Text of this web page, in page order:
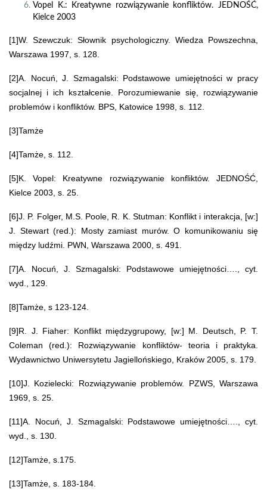
Vopel K.: Kreatywne rozwiązywanie konfliktów. JEDNOŚĆ,
Kielce 2003
[1]W. Szewczuk: Słownik psychologiczny. Wiedza Powszechna,
Warszawa 1997, s. 128.
[2]A. Nocuń, J. Szmagalski: Podstawowe umiejętności w pracy
socjalnej i ich kształcenie. Porozumiewanie się, rozwiązywanie
problemów i konfliktów. BPS, Katowice 1998, s. 112.
[3]Tamże
[4]Tamże, s. 112.
[5]K. Vopel: Kreatywne rozwiązywanie konfliktów. JEDNOŚĆ,
Kielce 2003, s. 25.
[6]J. P. Folger, M.S. Poole, R. K. Stutman: Konflikt i interakcja, [w:]
J. Stewart (red.): Mosty zamiast murów. O komunikowaniu się
między ludźmi. PWN, Warszawa 2000, s. 491.
[7]A. Nocuń, J. Szmagalski: Podstawowe umiejętności…., cyt.
wyd., 129.
[8]Tamże, s 123-124.
[9]R. J. Fiaher: Konflikt międzygrupowy, [w:] M. Deutsch, P. T.
Coleman (red.): Rozwiązywanie konfliktów- teoria i praktyka.
Wydawnictwo Uniwersytetu Jagiellońskiego, Kraków 2005, s. 179.
[10]J. Kozielecki: Rozwiązywanie problemów. PZWS, Warszawa
1969, s. 25.
[11]A. Nocuń, J. Szmagalski: Podstawowe umiejętności…., cyt.
wyd., s. 130.
[12]Tamże, s.175.
[13]Tamże, s. 183-184.